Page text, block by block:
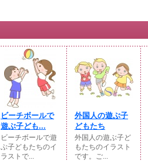
ビーチボールで
遊ぶ子ども...
ビーチボールで遊
ぶ子どもたちのイ
ラストで...
外国人の遊ぶ子
どもたち
外国人の遊ぶ子ど
もたちのイラスト
です。ご...